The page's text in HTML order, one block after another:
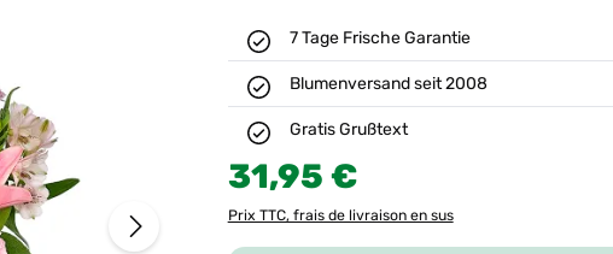
7 Tage Frische Garantie
Blumenversand seit 2008
Gratis Grußtext
Prix régulier :
31,95 €
Prix TTC, frais de livraison en sus